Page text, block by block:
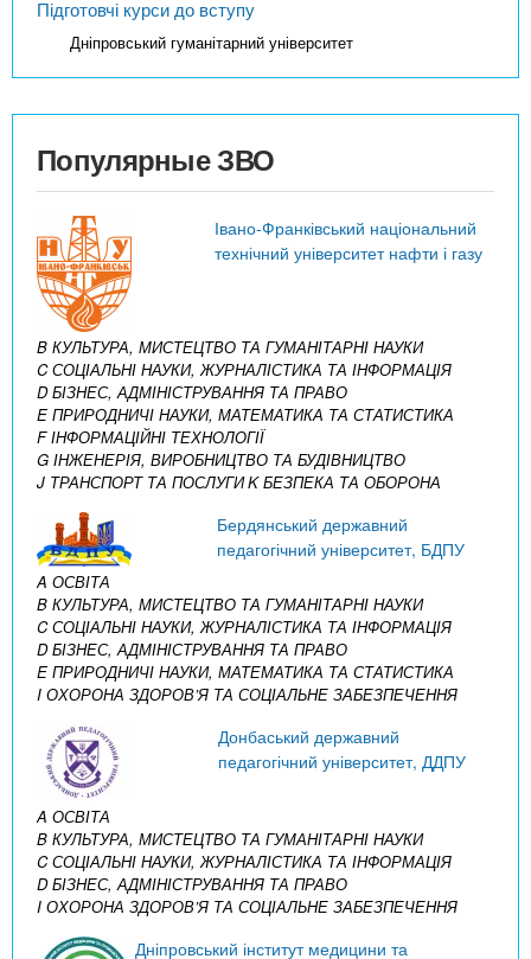
Підготовчі курси до вступу
Дніпровський гуманітарний університет
Популярные ЗВО
Івано-Франківський національний
технічний університет нафти і газу
B КУЛЬТУРА, МИСТЕЦТВО ТА ГУМАНІТАРНІ НАУКИ
C СОЦІАЛЬНІ НАУКИ, ЖУРНАЛІСТИКА ТА ІНФОРМАЦІЯ
D БІЗНЕС, АДМІНІСТРУВАННЯ ТА ПРАВО
E ПРИРОДНИЧІ НАУКИ, МАТЕМАТИКА ТА СТАТИСТИКА
F ІНФОРМАЦІЙНІ ТЕХНОЛОГІЇ
G ІНЖЕНЕРІЯ, ВИРОБНИЦТВО ТА БУДІВНИЦТВО
J ТРАНСПОРТ ТА ПОСЛУГИK БЕЗПЕКА ТА ОБОРОНА
Бердянський державний
педагогічний університет, БДПУ
A ОСВІТА
B КУЛЬТУРА, МИСТЕЦТВО ТА ГУМАНІТАРНІ НАУКИ
C СОЦІАЛЬНІ НАУКИ, ЖУРНАЛІСТИКА ТА ІНФОРМАЦІЯ
D БІЗНЕС, АДМІНІСТРУВАННЯ ТА ПРАВО
E ПРИРОДНИЧІ НАУКИ, МАТЕМАТИКА ТА СТАТИСТИКА
I ОХОРОНА ЗДОРОВ’Я ТА СОЦІАЛЬНЕ ЗАБЕЗПЕЧЕННЯ
Донбаський державний
педагогічний університет, ДДПУ
A ОСВІТА
B КУЛЬТУРА, МИСТЕЦТВО ТА ГУМАНІТАРНІ НАУКИ
C СОЦІАЛЬНІ НАУКИ, ЖУРНАЛІСТИКА ТА ІНФОРМАЦІЯ
D БІЗНЕС, АДМІНІСТРУВАННЯ ТА ПРАВО
I ОХОРОНА ЗДОРОВ’Я ТА СОЦІАЛЬНЕ ЗАБЕЗПЕЧЕННЯ
Дніпровський інститут медицини та